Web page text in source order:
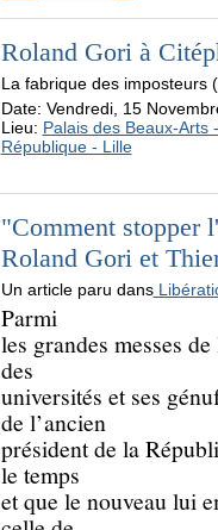
Roland Gori à
La fabrique des
Date: Vendredi, 15
Lieu: Palais des Beaux-Arts
République - Lille
"Comment stopper
Roland Gori et
Un article paru dans
Parmi
les grandes messes
des
universités et ses
de l’ancien
président de la
le temps
et que le nouveau lui